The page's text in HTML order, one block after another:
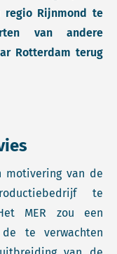
regio Rijnmond te
van andere
Rotterdam terug
motivering van de
te
MER zou een
te verwachten